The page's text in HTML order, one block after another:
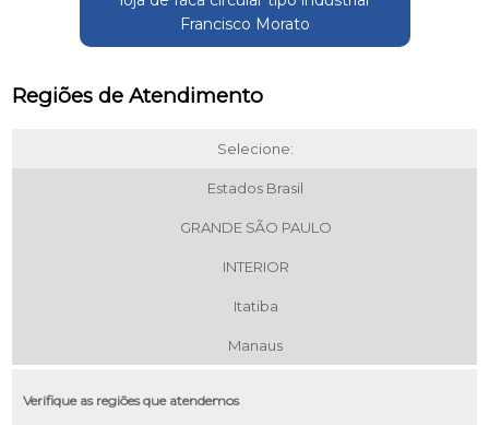
Francisco Morato
Regiões de Atendimento
Selecione:
Estados Brasil
GRANDE SÃO PAULO
INTERIOR
Itatiba
Manaus
Verifique as regiões que atendemos